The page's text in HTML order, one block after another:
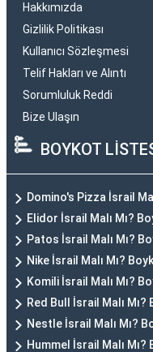
Hakkımızda
Gizlilik Politikası
Kullanıcı Sözleşmesi
Telif Hakları ve Alıntı
Sorumluluk Reddi
Bize Ulaşın
BOYKOT
Domino's Pizza İsrail
Elidor İsrail Malı Mı?
Patos İsrail Malı Mı?
Nike İsrail Malı Mı?
Komili İsrail Malı Mı?
Red Bull İsrail Malı
Nestle İsrail Malı Mı?
Hummel İsrail Malı